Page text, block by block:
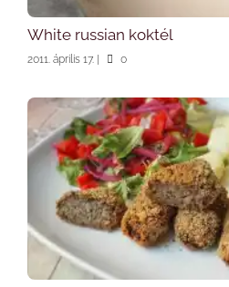
White russian koktél
2011. április 17. 0